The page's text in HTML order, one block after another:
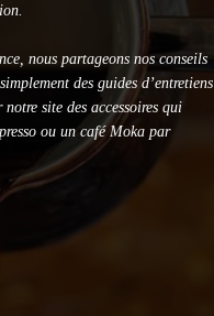
nous partageons nos conseils
des guides d’entretiens
site des accessoires qui
ou un café Moka par
répond